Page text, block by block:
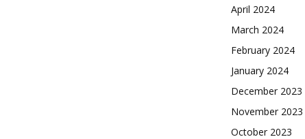
April 2024
March 2024
February 2024
January 2024
December 2023
November 2023
October 2023